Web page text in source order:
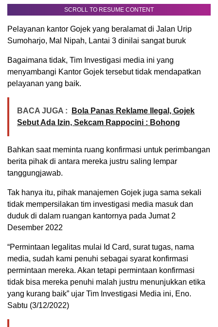
SCROLL TO RESUME CONTENT
Pelayanan kantor Gojek yang beralamat di Jalan Urip
Sumoharjo, Mal Nipah, Lantai 3 dinilai sangat buruk
Bagaimana tidak, Tim Investigasi media ini yang
menyambangi Kantor Gojek tersebut tidak mendapatkan
pelayanan yang baik.
BACA JUGA :
Bola Panas Reklame Ilegal, Gojek
Sebut Ada Izin, Sekcam Rappocini : Bohong
Bahkan saat meminta ruang konfirmasi untuk perimbangan
berita pihak di antara mereka justru saling lempar
tanggungjawab.
Tak hanya itu, pihak manajemen Gojek juga sama sekali
tidak mempersilakan tim investigasi media masuk dan
duduk di dalam ruangan kantornya pada Jumat 2
Desember 2022
“Permintaan legalitas mulai Id Card, surat tugas, nama
media, sudah kami penuhi sebagai syarat konfirmasi
permintaan mereka. Akan tetapi permintaan konfirmasi
tidak bisa mereka penuhi malah justru menunjukkan etika
yang kurang baik” ujar Tim Investigasi Media ini, Eno.
Sabtu (3/12/2022)